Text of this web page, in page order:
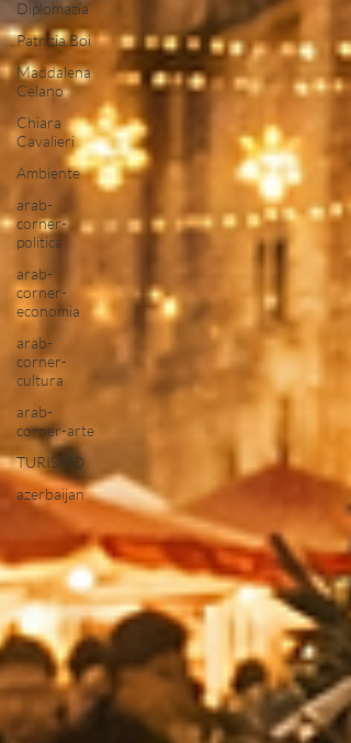
Diplomazia
Patrizia Boi
Maddalena
Celano
Chiara
Cavalieri
Ambiente
arab-
corner-
politica
arab-
corner-
economia
arab-
corner-
cultura
arab-
corner-arte
TURISMO
azerbaijan